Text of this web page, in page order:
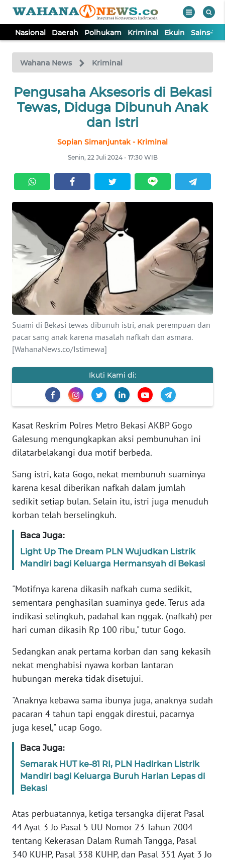
Nasional Daerah Polhukam Kriminal Ekuin Sains-
Wahana News Kriminal
Pengusaha Aksesoris di Bekasi
Tewas, Diduga Dibunuh Anak
dan Istri
Sopian Simanjuntak - Kriminal
Senin, 22 Juli 2024 - 17:30 WIB
Suami di Bekasi tewas dibunuh istri, anak perempuan dan
pacar sang anak karena masalah nafkah dan asmara.
[WahanaNews.co/Istimewa]
Ikuti Kami di:
Kasat Reskrim Polres Metro Bekasi AKBP Gogo
Galesung mengungkapkan aksi pembunuhan ini
dilatarbelakangi dua motif berbeda.
Sang istri, kata Gogo, nekat membunuh suaminya
karena kesal diberikan nafkah dalam jumlah
sedikit setiap bulan. Selain itu, istri juga menuduh
korban telah berselingkuh.
Baca Juga:
Light Up The Dream PLN Wujudkan Listrik
Mandiri bagi Keluarga Hermansyah di Bekasi
"Motifnya karena dikasih nafkah cuma sedikit,
sementara penghasilan suaminya gede. Terus ada
indikasi selingkuh, padahal kan nggak. (nafkah) per
hari cuman dikasih Rp 100 ribu," tutur Gogo.
Sedangkan anak pertama korban dan sang kekasih
nekat menghabisi nyawa korban lantaran
hubungan mereka tidak disetujui.
"Anaknya kebawa sama ibunya juga, anaknya sudah
pacaran 4 tahun tapi enggak direstui, pacarnya
juga kesel," ucap Gogo.
Baca Juga:
Semarak HUT ke-81 RI, PLN Hadirkan Listrik
Mandiri bagi Keluarga Buruh Harian Lepas di
Bekasi
Atas perbuatannya, ketiga tersangka dijerat Pasal
44 Ayat 3 Jo Pasal 5 UU Nomor 23 Tahun 2004
tentang Kekerasan Dalam Rumah Tangga, Pasal
340 KUHP, Pasal 338 KUHP, dan Pasal 351 Ayat 3 Jo
TV
Tutup
NASIONAL
KRIMINAL
EKUIN
SAINS-TEKNO
KESEHATAN
INTERNASIONAL
SERBA-SERBI
PENDIDIKAN
EDITORIAL
Informasi
INDEKS
BERITA
KONTAK
INFO
IKLAN
TENTANG
KAMI
PEDOMAN
SIBER
REDAKSI
KARIR
DISCLAIMER
Wahana
Regional
JAKARTA